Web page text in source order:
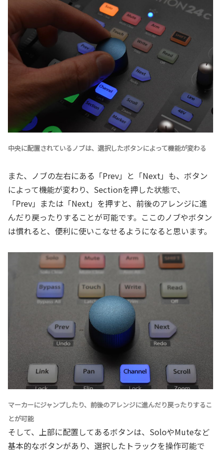
中央に配置されているノブは、選択したボタンによって機能が変わる
また、ノブの左右にある「Prev」と「Next」も、ボタン
によって機能が変わり、Sectionを押した状態で、
「Prev」または「Next」を押すと、前後のアレンジに進
んだり戻ったりすることが可能です。ここのノブやボタン
は慣れると、便利に使いこなせるようになると思います。
マーカーにジャンプしたり、前後のアレンジに進んだり戻ったりするこ
とが可能
そして、上部に配置してあるボタンは、SoloやMuteなど
基本的なボタンがあり、選択したトラックを操作可能で